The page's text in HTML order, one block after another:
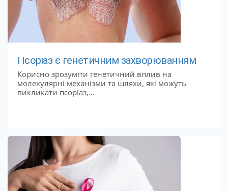
Псоріаз є генетичним захворюванням
Корисно зрозуміти генетичний вплив на
молекулярні механізми та шляхи, які можуть
викликати псоріаз,...